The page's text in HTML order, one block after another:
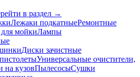
в раздел →
Лежаки подкатныеРемонтные
мойкиЛампы
Диски зачистные
Универсальные очистители,
на кузовПылесосыСушки